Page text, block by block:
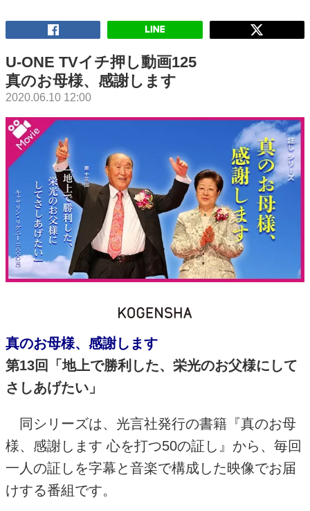
U-ONE TVイチ押し動画125
真のお母様、感謝します
2020.06.10 12:00
真のお母様、感謝します
第13回「地上で勝利した、栄光のお父様にして
さしあげたい」
同シリーズは、光言社発行の書籍『真のお母
様、感謝します 心を打つ50の証し』から、毎回
一人の証しを字幕と音楽で構成した映像でお届
けする番組です。